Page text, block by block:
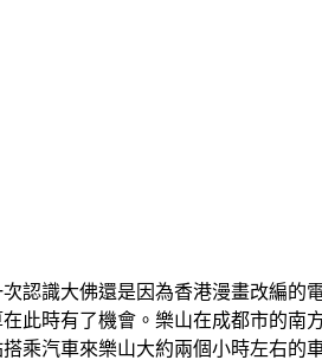
認識大佛還是因為香港漫畫改編的
此時有了機會。樂山在成都市的南
乘汽車來樂山大約兩個小時左右的